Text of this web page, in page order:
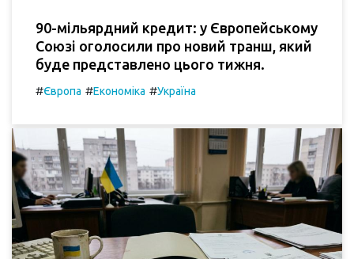
90-мільярдний кредит: у Європейському
Союзі оголосили про новий транш, який
буде представлено цього тижня.
#Європа #Економіка #Україна